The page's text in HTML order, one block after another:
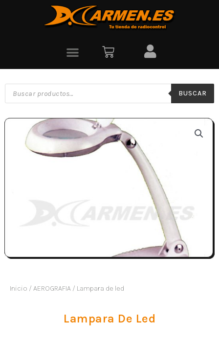
BUSCAR
Inicio / AEROGRAFIA / Lampara de led
Lampara De Led